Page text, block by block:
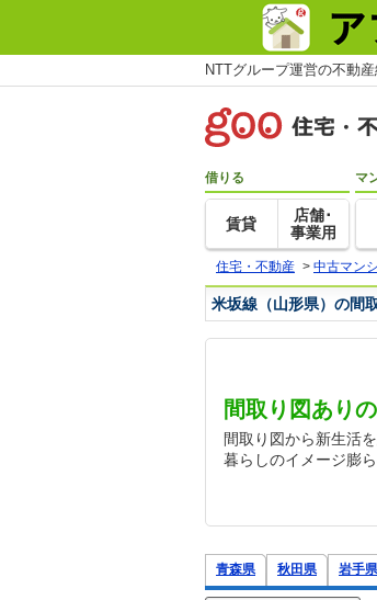
NTTグループ運営の不動
借りる
賃貸
店舗･
事業用
マ
住宅・不動産 > 中古マン
米坂線（山形県）の間
間取り図あり
間取り図から新生活
暮らしのイメージ膨
青森県 秋田県 岩手県